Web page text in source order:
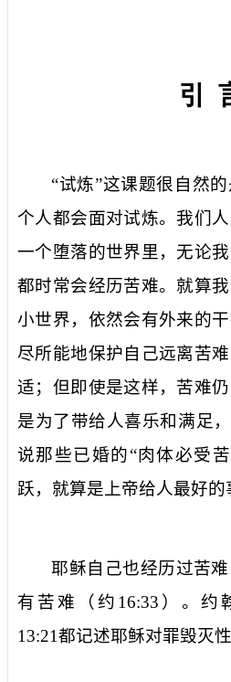
引
“试炼”这课题很自然
个人都会面对试炼。我们人
一个堕落的世界里，无论
都时常会经历苦难。就算
小世界， 依然会有外来的
尽所能地保护自己远离苦难
适； 但即使是这样， 苦难
是为了带给人喜乐和满足
说那些已婚的“肉体必受
跃，就算是上帝给人最好的
耶稣自己也经历过苦难
有苦难（约 16:33 ）。约
13:21都记述耶稣对罪毁灭性